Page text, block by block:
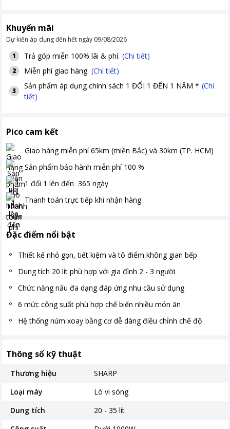
Khuyến mãi
Dự kiến áp dụng đến hết ngày 09/08/2026
1
Trả góp miễn 100% lãi & phí. (Chi tiết)
2 Miễn phí giao hàng. (Chi tiết)
3
Sản phẩm áp dụng chính sách 1 ĐỔI 1 ĐẾN 1 NĂM * (Chi
tiết)
Pico cam kết
Giao hàng miễn phí 65km (miền Bắc) và 30km (TP. HCM)
Sản phẩm bảo hành miễn phí 100 %
1 đổi 1 lên đến 365 ngày
Thanh toán trực tiếp khi nhận hàng
Đặc điểm nổi bật
Thiết kế nhỏ gọn, tiết kiệm và tô điểm không gian bếp
Dung tích 20 lít phù hợp với gia đình 2 - 3 người
Chức năng nấu đa dạng đáp ứng nhu cầu sử dụng
6 mức công suất phù hợp chế biến nhiều món ăn
Hệ thống núm xoay bằng cơ dễ dàng điều chỉnh chế độ
Thông số kỹ thuật
Thương hiệu
SHARP
Loại máy
Lò vi sóng
Dung tích
20 - 35 lít